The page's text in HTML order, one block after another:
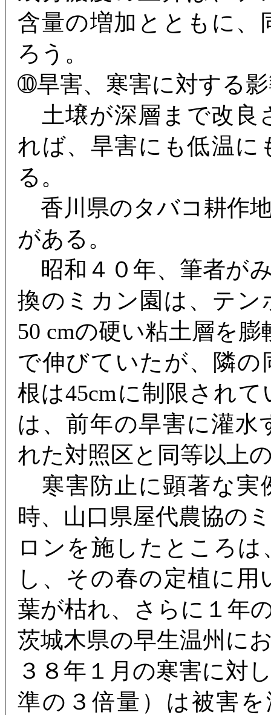
含量の増加とともに、
ろう。
➉旱害、寒害に対する
土壌が深層まで改良
れば、旱害にも低温に
る。
香川県のタバコ耕作
がある。
昭和４０年、筆者が
換のミカン園は、テン
50 cmの硬い粘土層を
で伸びていたが、隣
根は45cmに制限され
は、前年の旱害に灌
れた対照区と同等以上
寒害防止に顕著な実
時、山口県屋代農協の
ロンを施したところ
し、その春の定植に
葉が枯れ、さらに１年
茨城木県の早生温州に
３８年１月の寒害に対
準の３倍量）は被害